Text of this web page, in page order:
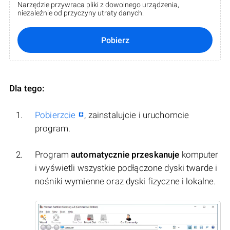
Narzędzie przywraca pliki z dowolnego urządzenia,
niezależnie od przyczyny utraty danych.
Pobierz
Dla tego:
Pobierzcie
, zainstalujcie i uruchomcie
program.
Programautomatycznie przeskanuje komputer
i wyświetli wszystkie podłączone dyski twarde i
nośniki wymienne oraz dyski fizyczne i lokalne.